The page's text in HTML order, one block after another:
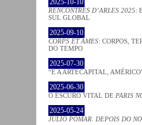
2025-10-10
RENCONTRES D’ARLES 2025:
SUL GLOBAL
2025-09-10
CORPS ET ÂMES: CORPOS,
DO TEMPO
2025-07-30
“É A ARTECAPITAL,
2025-06-30
O ESCURO VITAL DE PARIS
2025-05-24
JÚLIO POMAR. DEPOIS DO